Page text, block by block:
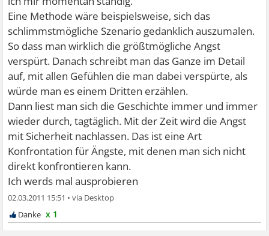
Eine Methode wäre beispielsweise, sich das
schlimmstmögliche Szenario gedanklich auszumalen.
So dass man wirklich die größtmögliche Angst
verspürt. Danach schreibt man das Ganze im Detail
auf, mit allen Gefühlen die man dabei verspürte, als
würde man es einem Dritten erzählen.
Dann liest man sich die Geschichte immer und immer
wieder durch, tagtäglich. Mit der Zeit wird die Angst
mit Sicherheit nachlassen. Das ist eine Art
Konfrontation für Ängste, mit denen man sich nicht
direkt konfrontieren kann.
Ich werds mal ausprobieren
02.03.2011 15:51 •
x 1